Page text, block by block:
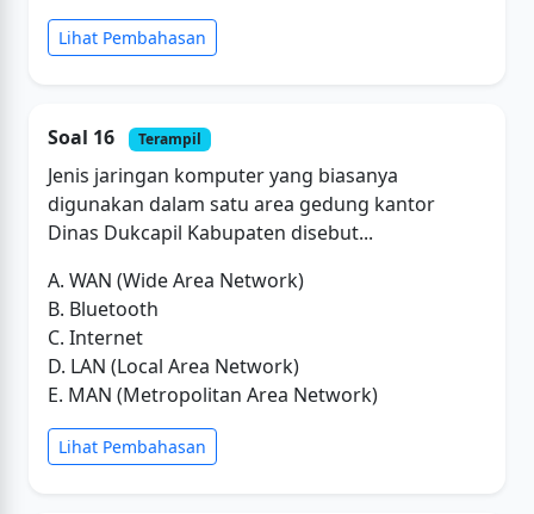
Lihat Pembahasan
Soal 16 Terampil
Jenis jaringan komputer yang biasanya
digunakan dalam satu area gedung kantor
Dinas Dukcapil Kabupaten disebut...
A. WAN (Wide Area Network)
B. Bluetooth
C. Internet
D. LAN (Local Area Network)
E. MAN (Metropolitan Area Network)
Lihat Pembahasan